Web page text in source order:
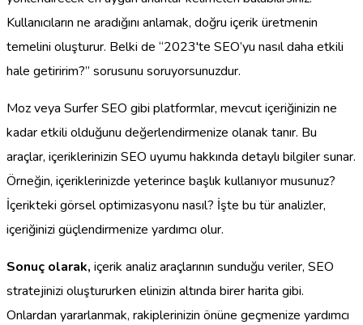
Kullanıcıların ne aradığını anlamak, doğru içerik üretmenin
temelini oluşturur. Belki de “2023'te SEO’yu nasıl daha etkili
hale getiririm?” sorusunu soruyorsunuzdur.
Moz veya Surfer SEO gibi platformlar, mevcut içeriğinizin ne
kadar etkili olduğunu değerlendirmenize olanak tanır. Bu
araçlar, içeriklerinizin SEO uyumu hakkında detaylı bilgiler sunar.
Örneğin, içeriklerinizde yeterince başlık kullanıyor musunuz?
İçerikteki görsel optimizasyonu nasıl? İşte bu tür analizler,
içeriğinizi güçlendirmenize yardımcı olur.
Sonuç olarak, içerik analiz araçlarının sunduğu veriler, SEO
stratejinizi oluştururken elinizin altında birer harita gibi.
Onlardan yararlanmak, rakiplerinizin önüne geçmenize yardımcı